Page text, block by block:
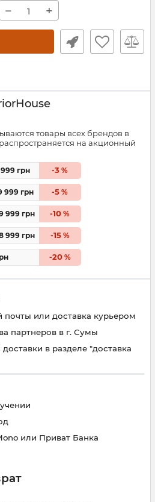
− +
товары всех брендов в
на акционный
грн -3 %
999 грн -5 %
999 грн -10 %
999 грн -15%
-20%
или доставка курьером
партнеров в г. Сумы
в разделе "доставка
или Приват Банка